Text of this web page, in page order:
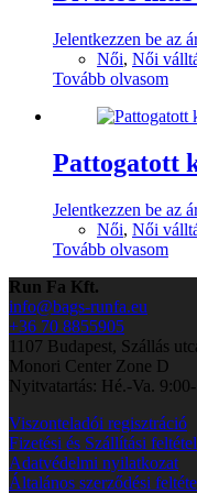
Jelentkezzen be az
Női, Női
Tovább olvasom
Pattogatott
Jelentkezzen be az
Női, Női
Tovább olvasom
Run Fa Kft.
info@bags-runfa.eu
+36 70 8855905
1107 Budapest, Szállás
Monori Center Zone D
Nyitvatartás: Hé.-Va.
Viszonteladói regisztráció
Fizetési és Szállítási
Adatvédelmi nyilatkozat
Általános szerződési